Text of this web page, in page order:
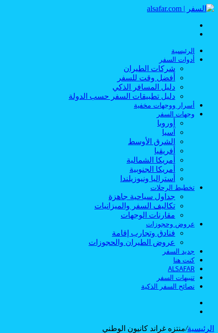
الرئيسية
أدوات السفر
شركات الطيران
أفضل وقت للسفر
دليل المسافر الذكي
دليل تطبيقات السفر حسب الدولة
أسرار ووجهات مخفية
وجهات السفر
أوروبا
آسيا
الشرق الأوسط
أفريقيا
أمريكا الشمالية
أمريكا الجنوبية
أستراليا ونيوزيلندا
تخطيط الرحلات
جداول سياحية جاهزة
تكاليف السفر والميزانيات
مقارنات الوجهات
عروض وحجوزات
فنادق وتجارب إقامة
عروض الطيران والحجوزات
جديد السفر
كنت هنا
ALSAFAR
تنبيهات السفر
نصائح السفر الذكية
الرئيسية/منتزه غراند كانيون الوطني